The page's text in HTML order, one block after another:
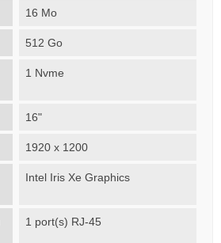
16 Mo
512 Go
1 Nvme
16"
1920 x 1200
Intel Iris Xe Graphics
1 port(s) RJ-45